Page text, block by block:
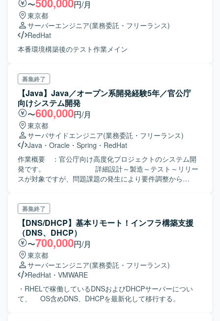
ークからサーバ、仮想化基盤、ストレージ、認証基盤、
DB、保全機構まで幅広いインフラ技術に関わることができ
ます。 長期にわたるプロジェクトの中で、詳細設計からテ
スト、切替まで一連の工程を経験できるため、インフラエ
ンジニアとしてのスキルを体系的かつ実践的に高めること
ができます。 複数領域でのメンバー募集が行われているた
ルを広げていくキャリアパスも描きやすい環境です。 【開
発環境】 ネットワーク：Ciscoスイッチ（C9200L、
C9300X、Nexus 9000シリーズ）、Thunderシリーズ負荷
分散装置、SRX340、PA-550、Panorama、NetApp
AFF/FASシリーズ 認証・時刻・無線：TS-2220-
33（NTP）、NetAttestD3（DNS/DHCP）、
NetAttestEPS（認証局/証明書）、Catalyst CW9800M（無
線LANコントローラ） サーバ・仮想化：VSAN Ready Node
vCenter、VCF Operations、NSX Manager、Security
Services Platform、VCF cloud builder DB・ミドルウェア
等：Oracle Standard Edition、HULFT、Pacemaker、
〜 円/月
東京都
サーバーエンジニア(業務委託・フリーランス)
RedHat
本番環境構築後のテスト作業メイン
募集終了
【Java】Java／オープン系開発経験5年／官公庁
向けシステム開発
〜600,000円/月
東京都
サーバサイドエンジニア(業務委託・フリーランス)
Java ・ Oracle ・ Spring ・ RedHat
作業概要 ：官公庁向け高度化プロジェクトのシステム開
発です。 詳細設計～製造～テスト～リリー
スが対象ですが、問題課題の発生により要件調整から
画面を持つ設計となっており、画面系を多数経験された
方、Struts系とSpring系 フレームワークのど
ちらにも知識、経験をお持ちである方を求めております。
期間／人数：２０２４年 ５月
～ 1名 ６月～ 3名
※２０２６年１０月カットオーバー予定、
長期参画となる想定です。 ※チーム、ユニ
ットでのご提案、大歓迎です！ 場 所 ：東京メトロ有
楽町線 護国寺駅 ※勤務時間 9:00～
18:00 フレックス無 土日祝日休み ※超
募集終了
【DNS/DHCP】基本リモート！インフラ構築支援
（DNS、DHCP）
〜700,000円/月
東京都
サーバーエンジニア(業務委託・フリーランス)
RedHat ・ VMWARE
・RHELで稼働しているDNSおよびDHCPサーバーについ
て、 OS含めDNS、DHCPを最新化して移行する。